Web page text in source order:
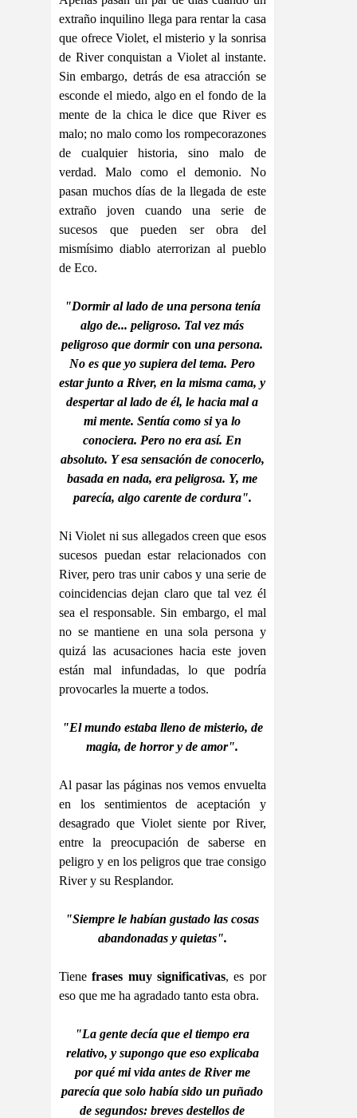
extraño inquilino llega para rentar la casa
que ofrece Violet, el misterio y la sonrisa
de River conquistan a Violet al instante.
Sin embargo, detrás de esa atracción se
esconde el miedo, algo en el fondo de la
mente de la chica le dice que River es
malo; no malo como los rompecorazones
de cualquier historia, sino malo de
verdad. Malo como el demonio. No
pasan muchos días de la llegada de este
extraño joven cuando una serie de
sucesos que pueden ser obra del
mismísimo diablo aterrorizan al pueblo
de Eco.
"Dormir al lado de una persona tenía
algo de... peligroso. Tal vez más
peligroso que dormirconuna persona.
No es que yo supiera del tema. Pero
estar junto a River, en la misma cama, y
despertar al lado de él, le hacia mal a
mi mente. Sentía como siyalo
conociera. Pero no era así. En
absoluto. Y esa sensación de conocerlo,
basada en nada, era peligrosa. Y, me
parecía, algo carente de cordura".
Ni Violet ni sus allegados creen que esos
sucesos puedan estar relacionados con
River, pero tras unir cabos y una serie de
coincidencias dejan claro que tal vez él
sea el responsable. Sin embargo, el mal
no se mantiene en una sola persona y
quizá las acusaciones hacia este joven
están mal infundadas, lo que podría
provocarles la muerte a todos.
"El mundo estaba lleno de misterio, de
magia, de horror y de amor".
Al pasar las páginas nos vemos envuelta
en los sentimientos de aceptación y
desagrado que Violet siente por River,
entre la preocupación de saberse en
peligro y en los peligros que trae consigo
River y su Resplandor.
"Siempre le habían gustado las cosas
abandonadas y quietas".
Tienefrases muy significativas, es por
eso que me ha agradado tanto esta obra.
"La gente decía que el tiempo era
relativo, y supongo que eso explicaba
por qué mi vida antes de River me
parecía que solo había sido un puñado
de segundos: breves destellos de